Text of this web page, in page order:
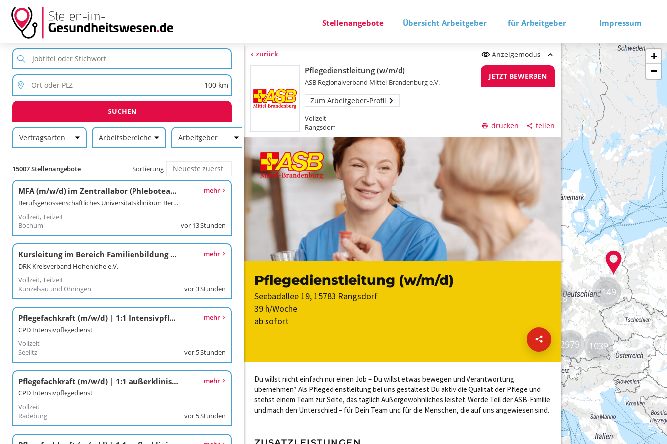
Stellenangebote Übersicht Arbeitgeber für Arbeitgeber Impressum
SUCHEN
Vertragsarten Arbeitsbereiche Arbeitgeber
15007 Stellenangebote Sortierung
MFA (m/w/d) im Zentrallabor (Phleboteam)
Berufsgenossenschaftliches Universitätsklinikum Bergmannsheil gGmbH
Vollzeit, Teilzeit
Bochum
mehr
vor 13 Stunden
Kursleitung im Bereich Familienbildung auf geringfügiger Beschäftigung (m/w/d) für den Standort Öhringen
DRK Kreisverband Hohenlohe e.V.
Vollzeit, Teilzeit
Künzelsau und Öhringen
mehr
vor 3 Stunden
Pflegefachkraft (m/w/d) | 1:1 Intensivpflegeversorgung | Seelitz
CPD Intensivpflegedienst
Vollzeit
Seelitz
mehr
vor 5 Stunden
Pflegefachkraft (m/w/d) | 1:1 außerklinische Intensivpflege | Radeburg
CPD Intensivpflegedienst
Vollzeit
Radeburg
mehr
vor 5 Stunden
zurück Anzeigemodus
Pflegedienstleitung (w/m/d)
ASB Regionalverband Mittel-Brandenburg e.V.
Zum Arbeitgeber-Profil
Vollzeit
Rangsdorf
JETZT BEWERBEN
drucken teilen
8828
2979
2149
1039
+
−